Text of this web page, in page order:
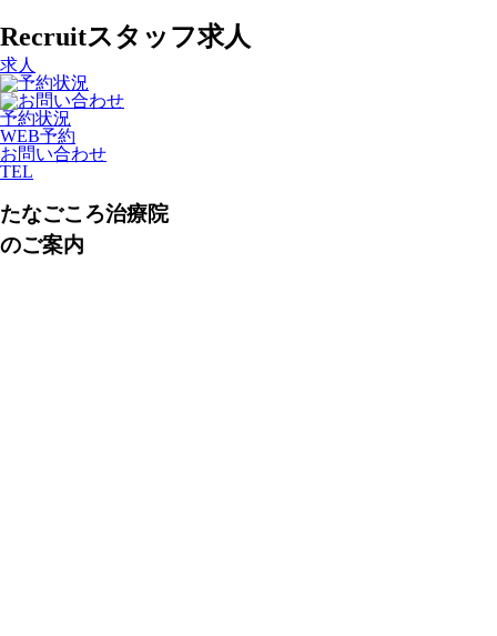
Recruitスタッフ求人
求人
予約状況
WEB予約
お問い合わせ
TEL
たなごころ治療院
のご案内